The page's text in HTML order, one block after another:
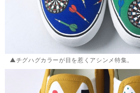
▲チグハグカラーが目を惹くアシンメ特集。